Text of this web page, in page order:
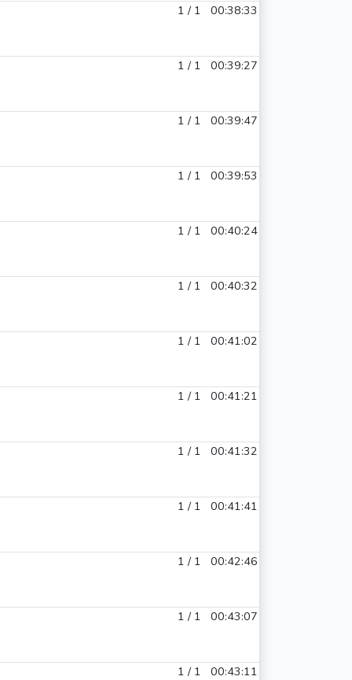
1 / 1 00:38:33
1 / 1 00:39:27
1 / 1 00:39:47
1 / 1 00:39:53
1 / 1 00:40:24
1 / 1 00:40:32
1 / 1 00:41:02
1 / 1 00:41:21
1 / 1 00:41:32
1 / 1 00:41:41
1 / 1 00:42:46
1 / 1 00:43:07
1 / 1 00:43:11